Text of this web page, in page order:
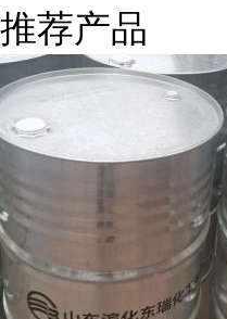
推荐产品